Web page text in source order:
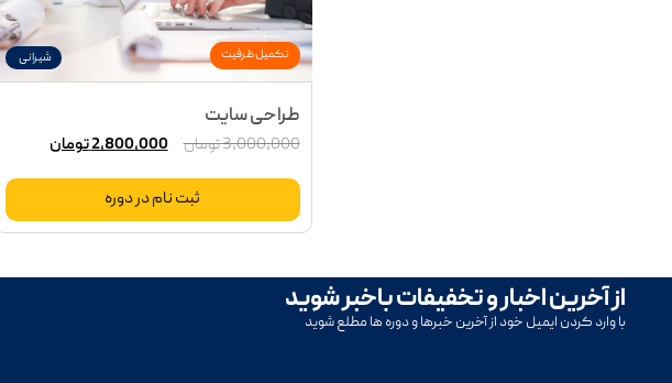
شیرانی تکمیل ظرفیت
طراحی سایت
3,000,000تومان 2,800,000تومان
ثبت نام در دوره
از آخرین اخبار و تخفیفات باخبر شوید
با وارد کردن ایمیل خود از آخرین خبرها و دوره ها مطلع شوید